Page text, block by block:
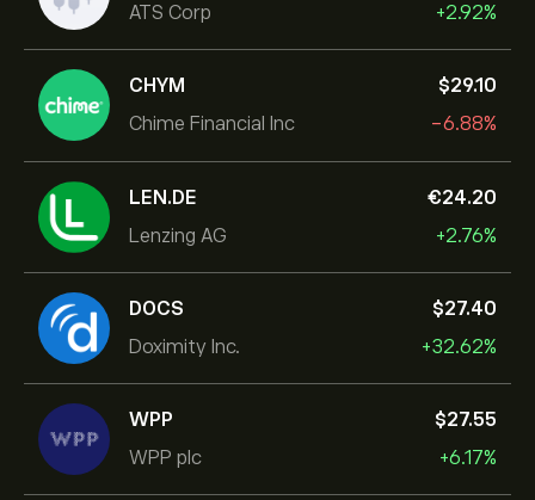
ATS Corp
+2.92%
CHYM
Chime Financial Inc
‎$‎29.10
-6.88%
LEN.DE
Lenzing AG
‎€‎24.20
+2.76%
DOCS
Doximity Inc.
‎$‎27.40
+32.62%
WPP
WPP plc
‎$‎27.55
+6.17%